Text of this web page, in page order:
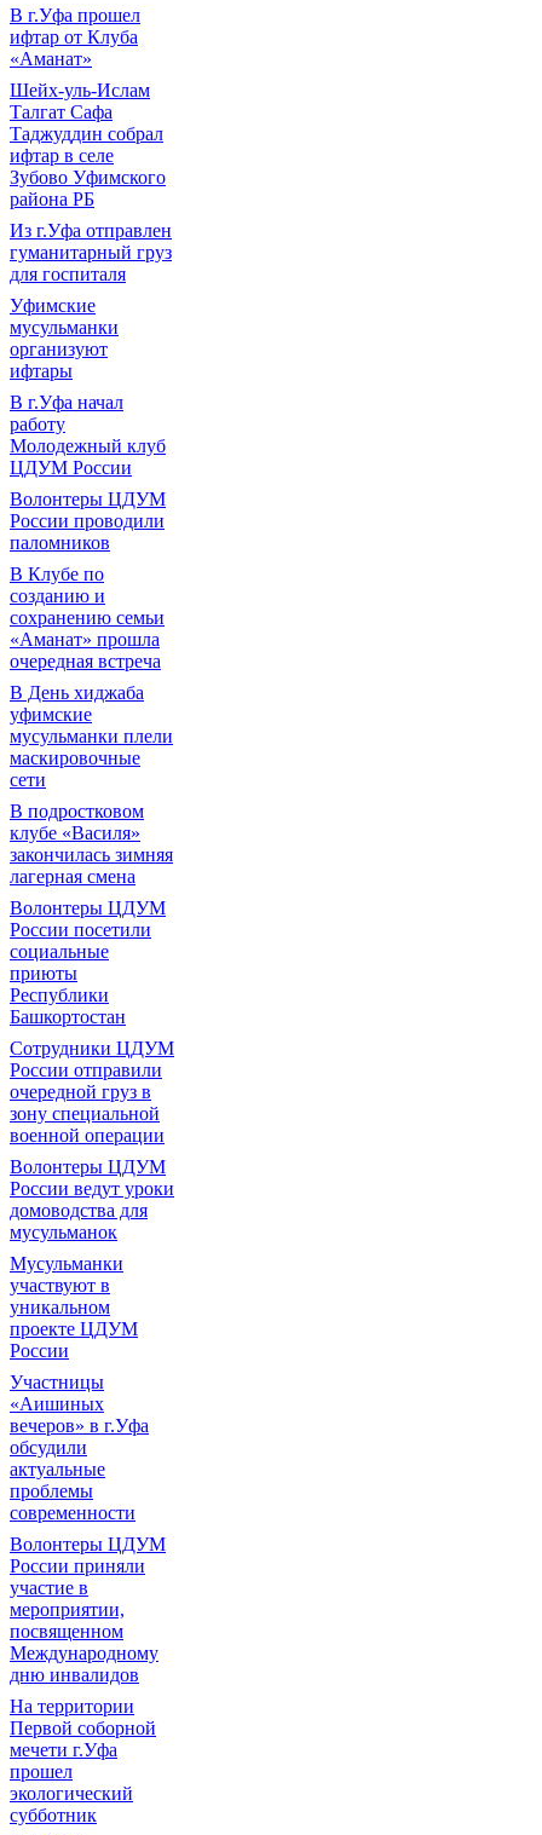
В г.Уфа прошел
ифтар от Клуба
«Аманат»
Шейх-уль-Ислам
Талгат Сафа
Таджуддин собрал
ифтар в селе
Зубово Уфимского
района РБ
Из г.Уфа отправлен
гуманитарный груз
для госпиталя
Уфимские
мусульманки
организуют
ифтары
В г.Уфа начал
работу
Молодежный клуб
ЦДУМ России
Волонтеры ЦДУМ
России проводили
паломников
В Клубе по
созданию и
сохранению семьи
«Аманат» прошла
очередная встреча
В День хиджаба
уфимские
мусульманки плели
маскировочные
сети
В подростковом
клубе «Василя»
закончилась зимняя
лагерная смена
Волонтеры ЦДУМ
России посетили
социальные
приюты
Республики
Башкортостан
Сотрудники ЦДУМ
России отправили
очередной груз в
зону специальной
военной операции
Волонтеры ЦДУМ
России ведут уроки
домоводства для
мусульманок
Мусульманки
участвуют в
уникальном
проекте ЦДУМ
России
Участницы
«Аишиных
вечеров» в г.Уфа
обсудили
актуальные
проблемы
современности
Волонтеры ЦДУМ
России приняли
участие в
мероприятии,
посвященном
Международному
дню инвалидов
На территории
Первой соборной
мечети г.Уфа
прошел
экологический
субботник